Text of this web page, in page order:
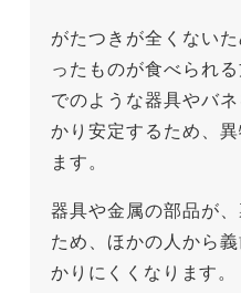
がたつきが全くない
ったものが食べられ
でのような器具やバ
かり安定するため、
ます。
器具や金属の部品が
ため、ほかの人から
かりにくくなります。